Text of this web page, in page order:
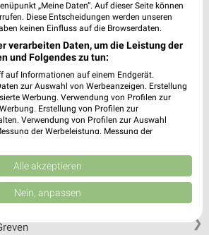
- 22:00 Uhr |
Geschlossen
Lippstadt
1
- 22:00 Uhr | Geschlossen
• Angebote: 2 Prospekte
❯
& Freizeit Greven
„Meine Daten“. Auf dieser Seite können
Diese Entscheidungen werden unseren
keinen Einfluss auf die Browserdaten.
verarbeiten Daten, um die Leistung der
und Folgendes zu tun:
auf Informationen auf einem Endgerät.
zur Auswahl von Werbeanzeigen. Erstellung
Werbung. Verwendung von Profilen zur
Erstellung von Profilen zur
Verwendung von Profilen zur Auswahl
der Werbeleistung. Messung der
aus verschiedenen Quellen. Entwicklung und
Verwendung reduzierter Daten zur Auswahl
Europäischen Union weitergegeben und in die
Alle akzeptieren
Nein, anpassen